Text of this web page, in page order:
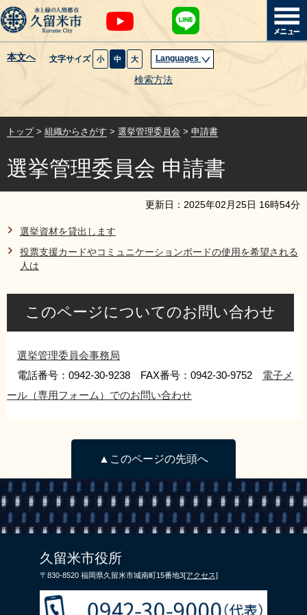
本文へ 文字サイズ 小 中 大 Languages
検索方法
暮らし・届出
健康・医療・福祉
観光魅力・イベント
計画・政策
サイトマップ 組織から探す
利用ガイド
RSS
サイトについて
トップ> 組織からさがす > 選挙管理委員会 > 申請書
選挙管理委員会 申請書
更新日： 2025年02 月 25日 16時54分
選挙資材を貸出します
投票支援カードやコミュニケーションボードの使用を希望される
人は
このページについてのお問い合わせ
選挙管理委員会事務局
電話番号：0942-30-9238 FAX番号：0942-30-9752 電子メ
ール（専用フォーム）でのお問い合わせ
▲このページの先頭へ
久留米市役所
〒830-8520 福岡県久留米市城南町15番地3[アクセス]